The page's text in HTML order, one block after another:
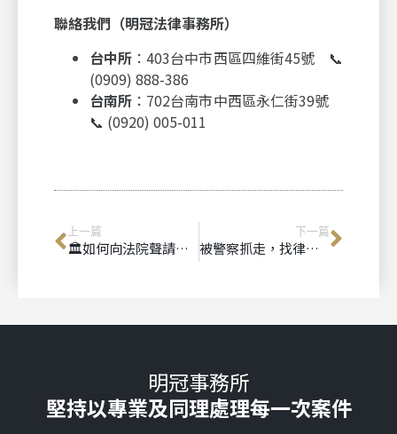
聯絡我們（明冠法律事務所）
台中所 ：403台中市西區四維街45號 📞
(0909) 888-386
台南所 ：702台南市中西區永仁街39號
📞 (0920) 005-011
上一篇
🏛如何向法院聲請法人團體登記？
下一篇
被警察抓走，找律師有用嗎？
明冠事務所
堅持以專業及同理處理每一次案件